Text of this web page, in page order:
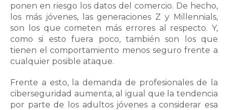
ponen en riesgo los datos del comercio. De hecho,
los más jóvenes, las generaciones Z y Millennials,
son los que cometen más errores al respecto. Y,
como si esto fuera poco, también son los que
tienen el comportamiento menos seguro frente a
cualquier posible ataque.
Frente a esto, la demanda de profesionales de la
ciberseguridad aumenta, al igual que la tendencia
por parte de los adultos jóvenes a considerar esa